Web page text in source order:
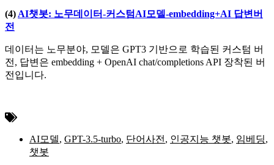
(4) AI챗봇: 노무데이터-커스텀AI모델-embedding+AI 답변버
전
데이터는 노무분야, 모델은 GPT3 기반으로 학습된 커스텀 버
전, 답변은 embedding + OpenAI chat/completions API 장착된 버
전입니다.
AI모델, GPT-3.5-turbo, 단어사전 , 인공지능 챗봇, 임베딩,
챗봇